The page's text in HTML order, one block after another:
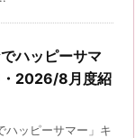
ハッピーサマ
・2026/8月度紹
ハッピーサマー」キ